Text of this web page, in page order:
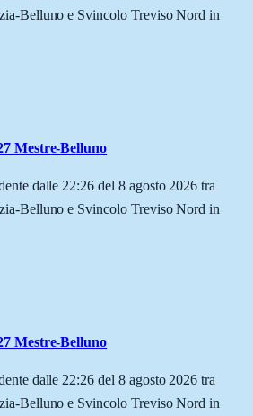
Belluno e Svincolo Treviso Nord in
Mestre-Belluno
dalle 22:26 del 8 agosto 2026 tra
Belluno e Svincolo Treviso Nord in
Mestre-Belluno
dalle 22:26 del 8 agosto 2026 tra
Belluno e Svincolo Treviso Nord in